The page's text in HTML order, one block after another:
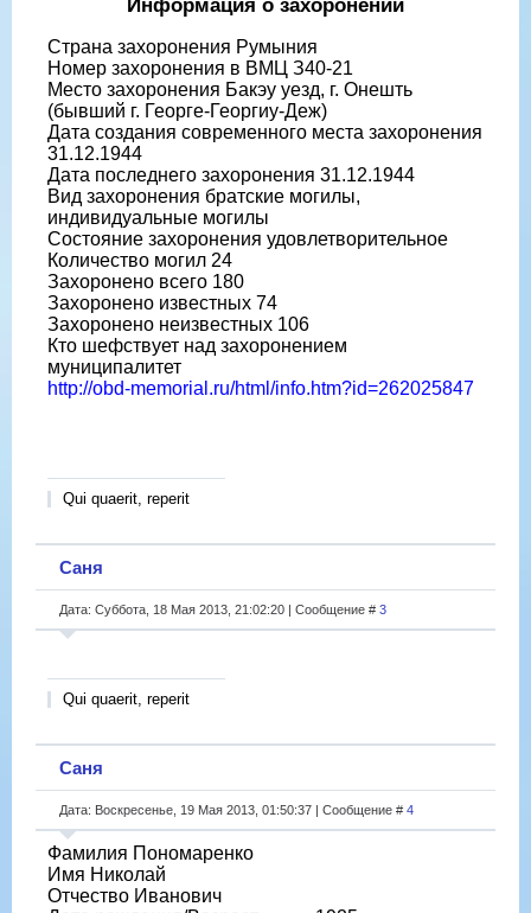
Страна захоронения Румыния
Номер захоронения в ВМЦ З40-21
Место захоронения Бакэу уезд, г. Онешть
(бывший г. Георге-Георгиу-Деж)
Дата создания современного места захоронения
31.12.1944
Дата последнего захоронения 31.12.1944
Вид захоронения братские могилы,
индивидуальные могилы
Состояние захоронения удовлетворительное
Количество могил 24
Захоронено всего 180
Захоронено известных 74
Захоронено неизвестных 106
Кто шефствует над захоронением
муниципалитет
http://obd-memorial.ru/html/info.htm?id=262025847
Qui quaerit, reperit
Саня
Дата: Суббота, 18 Мая 2013, 21:02:20 | Сообщение # 3
Qui quaerit, reperit
Саня
Дата: Воскресенье, 19 Мая 2013, 01:50:37 | Сообщение # 4
Фамилия Пономаренко
Имя Николай
Отчество Иванович